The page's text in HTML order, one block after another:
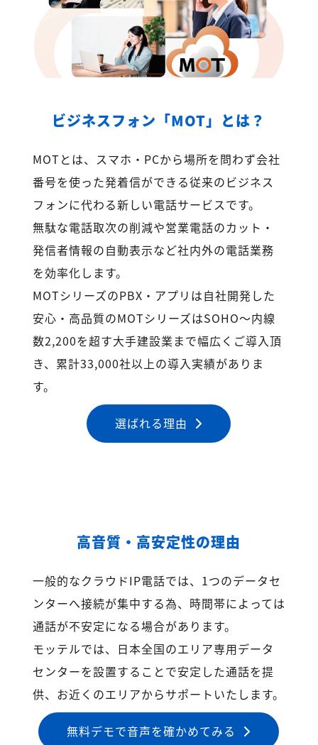
ビジネスフォン「MOT」とは？
MOTとは、スマホ・PCから場所を問わず会社
番号を使った発着信ができる従来のビジネス
フォンに代わる新しい電話サービスです。
無駄な電話取次の削減や営業電話のカット・
発信者情報の自動表示など社内外の電話業務
を効率化します。
MOTシリーズのPBX・アプリは自社開発した
安心・高品質のMOTシリーズはSOHO～内線
数2,200を超す大手建設業まで幅広くご導入頂
き、累計33,000社以上の導入実績がありま
す。
選ばれる理由
高音質・高安定性の理由
一般的なクラウドIP電話では、1つのデータセ
ンターへ接続が集中する為、時間帯によっては
通話が不安定になる場合があります。
モッテルでは、日本全国のエリア専用データ
センターを設置することで安定した通話を提
供、お近くのエリアからサポートいたします。
無料デモで音声を確かめてみる